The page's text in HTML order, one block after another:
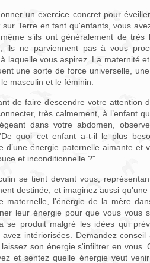
un exercice concret pour
Terre en tant qu'enfants, vous
s’ils ont généralement de très
ils ne parviennent pas à vous
laquelle vous aspirez. La maternité
une sorte de force universelle,
masculin et le féminin.
de faire descendre votre attention
très calmement, à l’enfant
dans votre abdomen,
quoi cet enfant a-t-il le plus
d’une énergie paternelle aimante et
et inconditionnelle ?".
se tient devant vous,
destinée, et imaginez aussi
maternelle, l'énergie de la mère
leur énergie pour que vous vous
se produit malgré les idées qui
intériorisées. Demandez conseil
son énergie s'infiltrer en vous.
et sentez quelle énergie veut